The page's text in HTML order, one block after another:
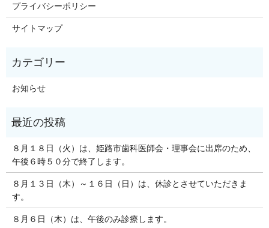
プライバシーポリシー
サイトマップ
お知らせ
８月１８日（火）は、姫路市歯科医師会・理事会に出席のため、
午後６時５０分で終了します。
８月１３日（木）～１６日（日）は、休診とさせていただきま
す。
８月６日（木）は、午後のみ診療します。